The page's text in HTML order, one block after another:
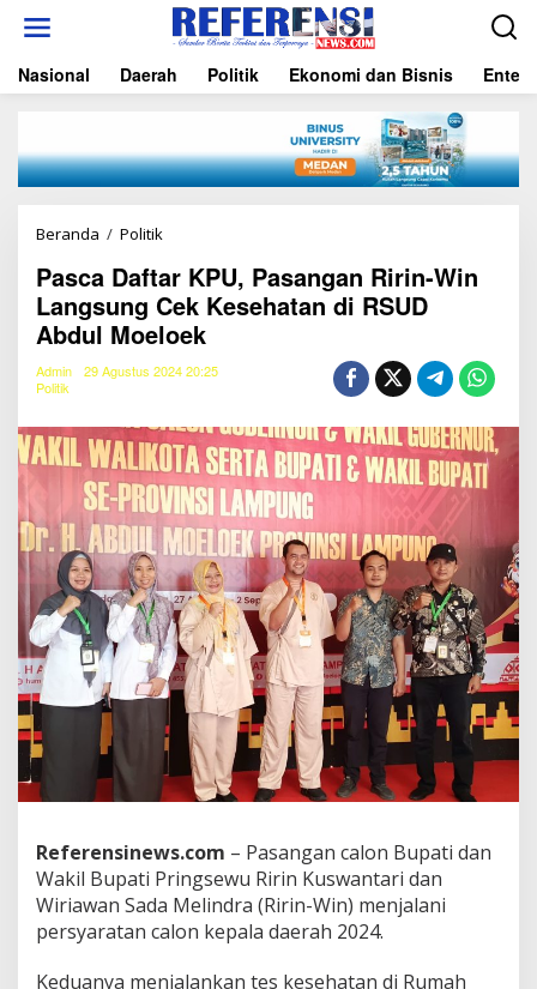
t
Nasional Daerah Politik Ekonomi dan Bisnis
Beranda / Politik
s
c
a
D
a
a
r
K
P
U
P
a
s
a
n
g
a
R
i
r
W
i
n
L
a
Pasca Daftar KPU, Pasangan Ririn-Win
Langsung Cek Kesehatan di RSUD
Abdul Moeloek
Admin
29 Agustus 2024 20:25
Politik
Referensinews.com – Pasangan calon Bupati dan
Wakil Bupati Pringsewu Ririn Kuswantari dan
Wiriawan Sada Melindra (Ririn-Win) menjalani
persyaratan calon kepala daerah 2024.
Keduanya menjalankan tes kesehatan di Rumah